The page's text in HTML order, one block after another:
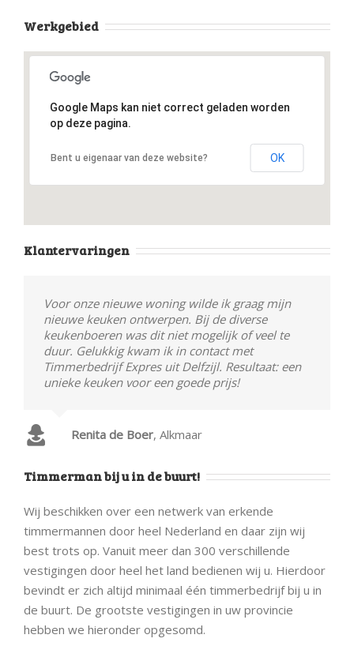
Werkgebied
Google Maps kan niet correct geladen worden
op deze pagina.
Bent u eigenaar van deze website? OK
Klantervaringen
Voor onze nieuwe woning wilde ik graag mijn
nieuwe keuken ontwerpen. Bij de diverse
keukenboeren was dit niet mogelijk of veel te
duur. Gelukkig kwam ik in contact met
Timmerbedrijf Expres uit Delfzijl. Resultaat: een
unieke keuken voor een goede prijs!
Renita de Boer, Alkmaar
Timmerman bij u in de buurt!
Wij beschikken over een netwerk van erkende
timmermannen door heel Nederland en daar zijn wij
best trots op. Vanuit meer dan 300 verschillende
vestigingen door heel het land bedienen wij u. Hierdoor
bevindt er zich altijd minimaal één timmerbedrijf bij u in
de buurt. De grootste vestigingen in uw provincie
hebben we hieronder opgesomd.